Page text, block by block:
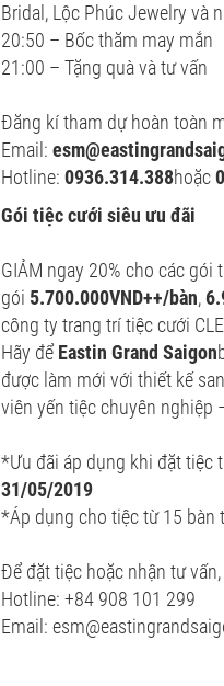
Bridal, Lộc Phúc Jewelry và
20:50 – Bốc thăm may mắn
21:00 – Tặng quà và tư vấn
Đăng kí tham dự hoàn toàn
Email:
Hotline: 0936.314.388hoặc
Gói tiệc cưới siêu ưu đãi
GIẢM ngay 20% cho các gói
gói 5.700.000VND++/bàn,
công ty trang trí tiệc cưới
Hãy đểEastin Grand Saigon
được làm mới với thiết kế
viên yến tiệc chuyên nghiệp
*Ưu đãi áp dụng khi đặt tiệc
31/05/2019
*Áp dụng cho tiệc từ 15 bàn
Để đặt tiệc hoặc nhận tư
Hotline: +84 908 101 299
Email: